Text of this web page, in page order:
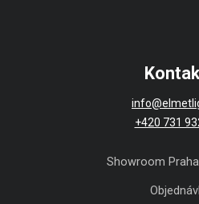
+420 731
Showroom